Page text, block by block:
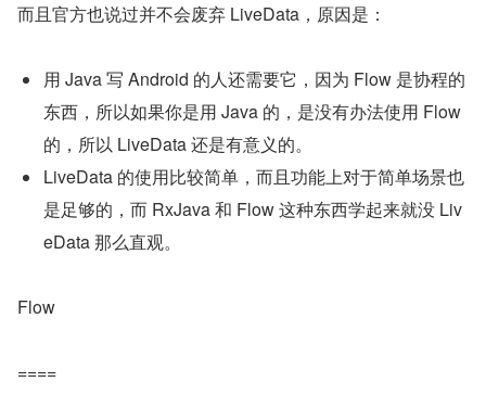
而且官方也说过并不会废弃 LiveData，原因是：
用 Java 写 Android 的人还需要它，因为 Flow 是协程的
东西，所以如果你是用 Java 的，是没有办法使用 Flow
的，所以 LiveData 还是有意义的。
LiveData 的使用比较简单，而且功能上对于简单场景也
是足够的，而 RxJava 和 Flow 这种东西学起来就没 Liv
eData 那么直观。
Flow
====